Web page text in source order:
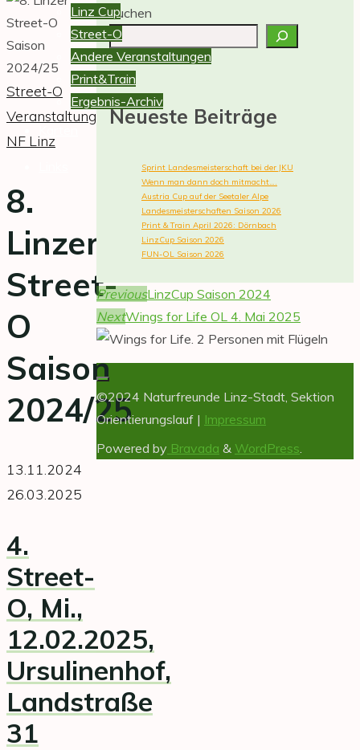
stellt
sich
vor.
Ausschreibungen,
Ergebnisse,
Berichte
von
Veranstaltungen.
Linz Cup
Street-O
Andere Veranstaltungen
Print&Train
Ergebnis-Archiv
Street-O
Veranstaltung
NF Linz
8.
Linzer
Street-
O
Saison
2024/25
13.11.2024
26.03.2025
4.
Street-
O, Mi.,
12.02.2025,
Ursulinenhof,
Landstraße
31
Suchen
Neueste Beiträge
Sprint Landesmeisterschaft bei der JKU
Wenn man dann doch mitmacht….
Austria Cup auf der Seetaler Alpe
Landesmeisterschaften Saison 2026
Print & Train April 2026: Dörnbach
LinzCup Saison 2026
FUN-OL Saison 2026
PreviousLinzCup Saison 2024
NextWings for Life OL 4. Mai 2025
©2024 Naturfreunde Linz-Stadt, Sektion
Orientierungslauf | Impressum
Powered by Bravada & WordPress